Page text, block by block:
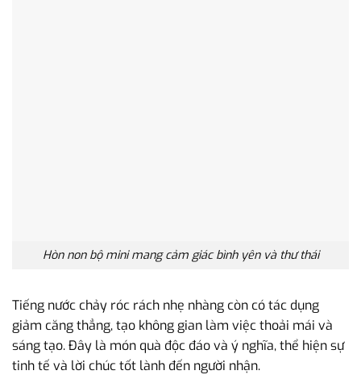
Hòn non bộ mini mang cảm giác bình yên và thư thái
Tiếng nước chảy róc rách nhẹ nhàng còn có tác dụng
giảm căng thẳng, tạo không gian làm việc thoải mái và
sáng tạo. Đây là món quà độc đáo và ý nghĩa, thể hiện sự
tinh tế và lời chúc tốt lành đến người nhận.